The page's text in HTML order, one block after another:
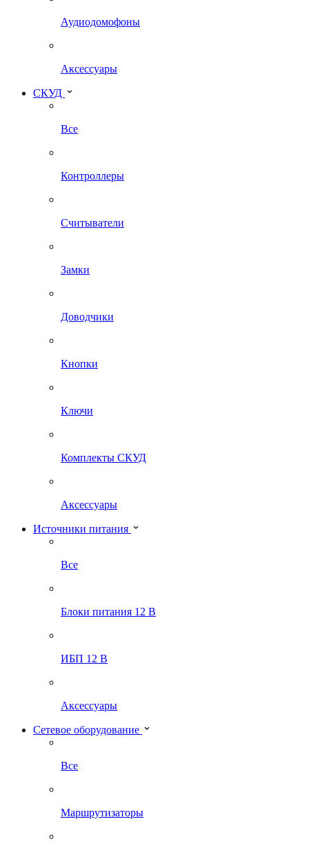
Аудиодомофоны
Аксессуары
СКУД
Все
Контроллеры
Считыватели
Замки
Доводчики
Кнопки
Ключи
Комплекты СКУД
Аксессуары
Источники питания
Все
Блоки питания 12 В
ИБП 12 В
Аксессуары
Сетевое оборудование
Все
Маршрутизаторы